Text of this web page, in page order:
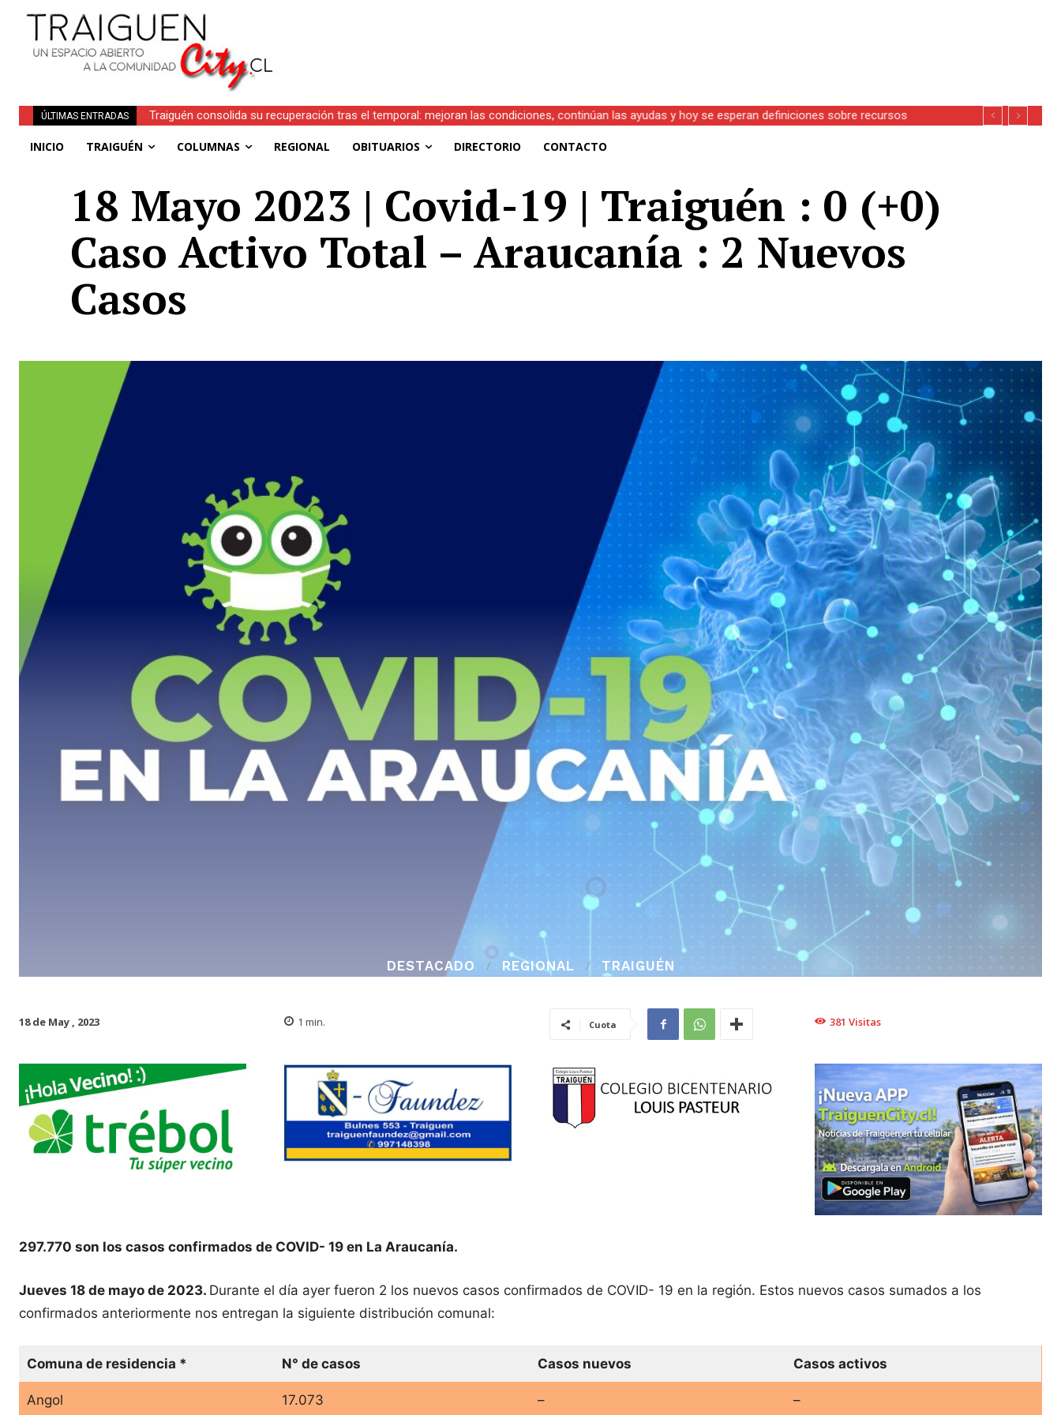
ÚLTIMAS ENTRADAS
Traiguén consolida su recuperación tras el temporal: mejoran las condiciones, continúan las ayudas y hoy se esperan definiciones sobre recursos
INICIO TRAIGUÉN COLUMNAS REGIONAL OBITUARIOS DIRECTORIO CONTACTO
18 Mayo 2023 | Covid-19 | Traiguén : 0 (+0)
Caso Activo Total – Araucanía : 2 Nuevos
Casos
DESTACADO REGIONAL TRAIGUÉN
18 de May , 2023 1 min. Cuota 381 Visitas
297.770 son los casos confirmados de COVID- 19 en La Araucanía.
Jueves 18 de mayo de 2023. Durante el día ayer fueron 2 los nuevos casos confirmados de COVID- 19 en la región. Estos nuevos casos sumados a los
confirmados anteriormente nos entregan la siguiente distribución comunal:
Comuna de residencia * N° de casos Casos nuevos Casos activos
Angol 17.073 – –